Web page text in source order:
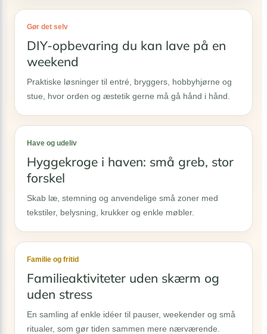
Gør det selv
DIY-opbevaring du kan lave på en
weekend
Praktiske løsninger til entré, bryggers, hobbyhjørne og
stue, hvor orden og æstetik gerne må gå hånd i hånd.
Have og udeliv
Hyggekroge i haven: små greb, stor
forskel
Skab læ, stemning og anvendelige små zoner med
tekstiler, belysning, krukker og enkle møbler.
Familie og fritid
Familieaktiviteter uden skærm og
uden stress
En samling af enkle idéer til pauser, weekender og små
ritualer, som gør tiden sammen mere nærværende.